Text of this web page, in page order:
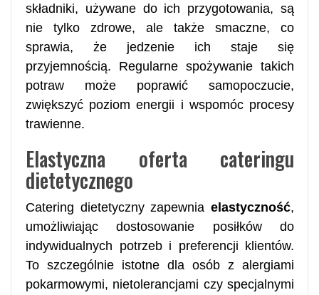
składniki, używane do ich przygotowania, są
nie tylko zdrowe, ale także smaczne, co
sprawia, że jedzenie ich staje się
przyjemnością. Regularne spożywanie takich
potraw może poprawić samopoczucie,
zwiększyć poziom energii i wspomóc procesy
trawienne.
Elastyczna oferta cateringu
dietetycznego
Catering dietetyczny zapewnia elastyczność,
umożliwiając dostosowanie posiłków do
indywidualnych potrzeb i preferencji klientów.
To szczególnie istotne dla osób z alergiami
pokarmowymi, nietolerancjami czy specjalnymi